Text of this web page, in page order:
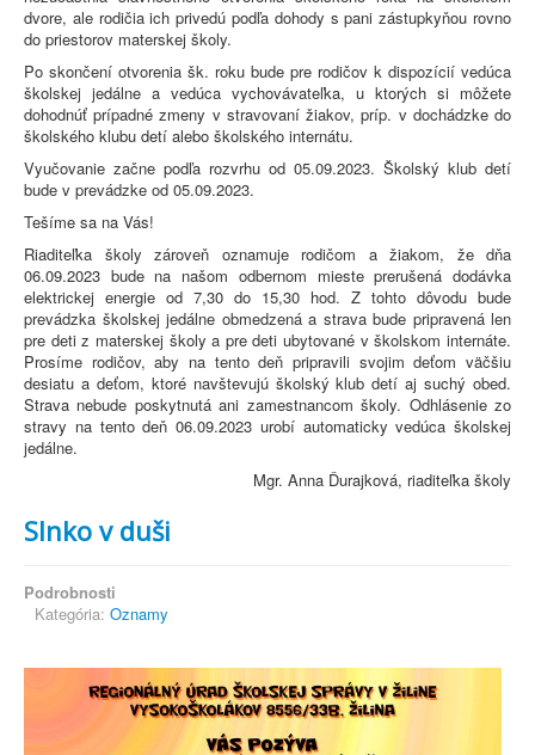
dvore, ale rodičia ich privedú podľa dohody s pani zástupkyňou rovno
do priestorov materskej školy.
Po skončení otvorenia šk. roku bude pre rodičov k dispozícií vedúca
školskej jedálne a vedúca vychovávateľka, u ktorých si môžete
dohodnúť prípadné zmeny v stravovaní žiakov, príp. v dochádzke do
školského klubu detí alebo školského internátu.
Vyučovanie začne podľa rozvrhu od 05.09.2023. Školský klub detí
bude v prevádzke od 05.09.2023.
Tešíme sa na Vás!
Riaditeľka školy zároveň oznamuje rodičom a žiakom, že dňa
06.09.2023 bude na našom odbernom mieste prerušená dodávka
elektrickej energie od 7,30 do 15,30 hod. Z tohto dôvodu bude
prevádzka školskej jedálne obmedzená a strava bude pripravená len
pre deti z materskej školy a pre deti ubytované v školskom internáte.
Prosíme rodičov, aby na tento deň pripravili svojim deťom väčšiu
desiatu a deťom, ktoré navštevujú školský klub detí aj suchý obed.
Strava nebude poskytnutá ani zamestnancom školy. Odhlásenie zo
stravy na tento deň 06.09.2023 urobí automaticky vedúca školskej
jedálne.
Mgr. Anna Ďurajková, riaditeľka školy
Slnko v duši
Podrobnosti
Kategória: Oznamy